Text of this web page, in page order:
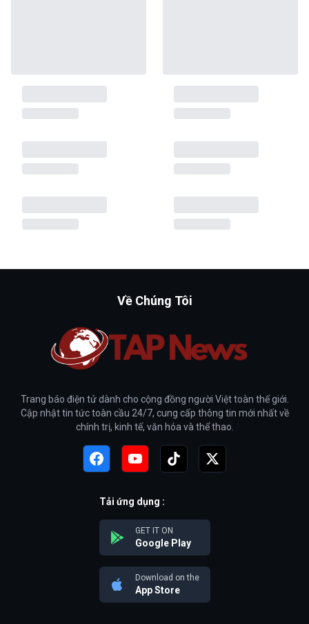
Về Chúng Tôi
Trang báo điện tử dành cho cộng đồng người Việt toàn thế giới.
Cập nhật tin tức toàn cầu 24/7, cung cấp thông tin mới nhất về
chính trị, kinh tế, văn hóa và thể thao.
Tải ứng dụng :
GET IT ON
Google Play
Download on the
App Store